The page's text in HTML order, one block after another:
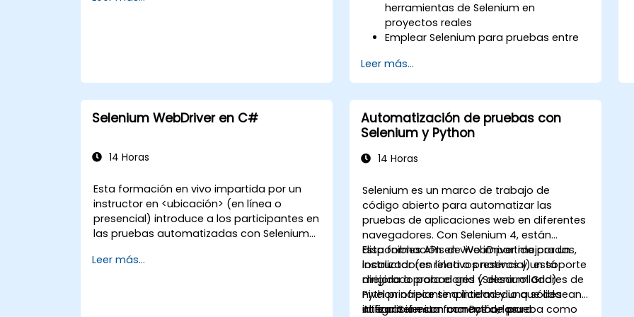
herramientas de Selenium en
proyectos reales
Emplear Selenium para pruebas entre
Distribuir las pruebas usando Selenium
Grid
Ejecutar pruebas de regresión con
Selenium en Jenkins
Preparar informes de pruebas e
informes periódicos mediante Jenkins
Leer más...
Selenium WebDriver en C#
14 Horas
Esta formación en vivo impartida por un
instructor en <ubicación> (en línea o
presencial) introduce a los participantes en
las pruebas automatizadas con Selenium
experiencia en programación con C# o
Leer más...
Automatización de pruebas con
Selenium y Python
14 Horas
Selenium es un marco de trabajo de
código abierto para automatizar las
pruebas de aplicaciones web en diferentes
navegadores. Con Selenium 4, están
disponibles APIs de WebDriver mejoradas,
localizadores relativos nativos y un soporte
mejorado para el grid (Selenium Grid).
Python ofrece simplicidad y una sólida
integración con marcos de prueba como
Esta formación en vivo impartida por un
instructor (en línea o presencial) está
dirigida a probadores y desarrolladores de
nivel principiante a intermedio que desean
utilizar Selenium con Python para
Al finalizar esta formación, los